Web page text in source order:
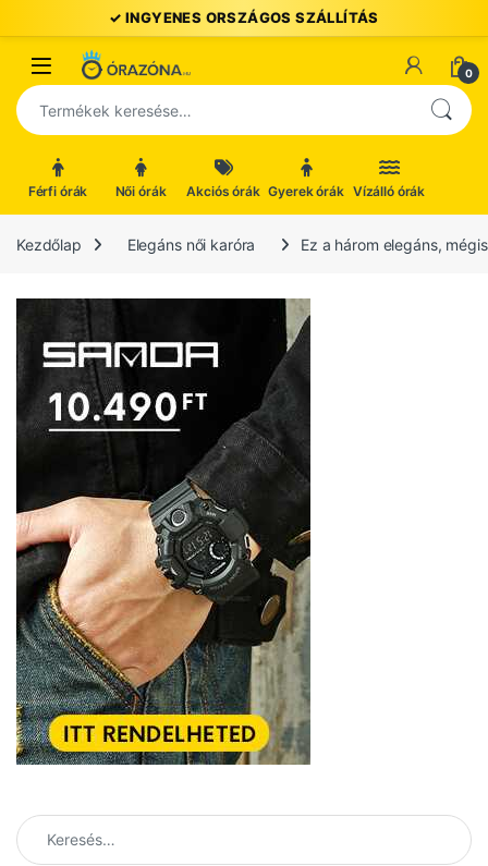
Ugrás a navigációhoz
Ugrás a tartalomhoz
Open 0
Keresés a következőre:
Férfi órák Női órák Akciós órák Gyerek órák Vízálló órák
Kezdőlap Elegáns női karóra Ez a három elegáns,
Keresés: